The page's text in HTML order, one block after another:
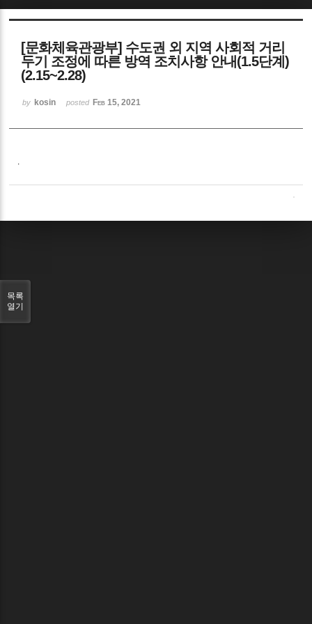
[문화체육관광부] 수도권 외 지역 사회적 거리
두기 조정에 따른 방역 조치사항 안내(1.5단계)
(2.15~2.28)
by kosin posted Feb 15, 2021
.
목록
열기
Sketchbook5, 스케치북5
Sketchbook5, 스케치북5